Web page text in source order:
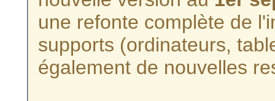
une refonte complète de
supports (ordinateurs,
également de nouvelles